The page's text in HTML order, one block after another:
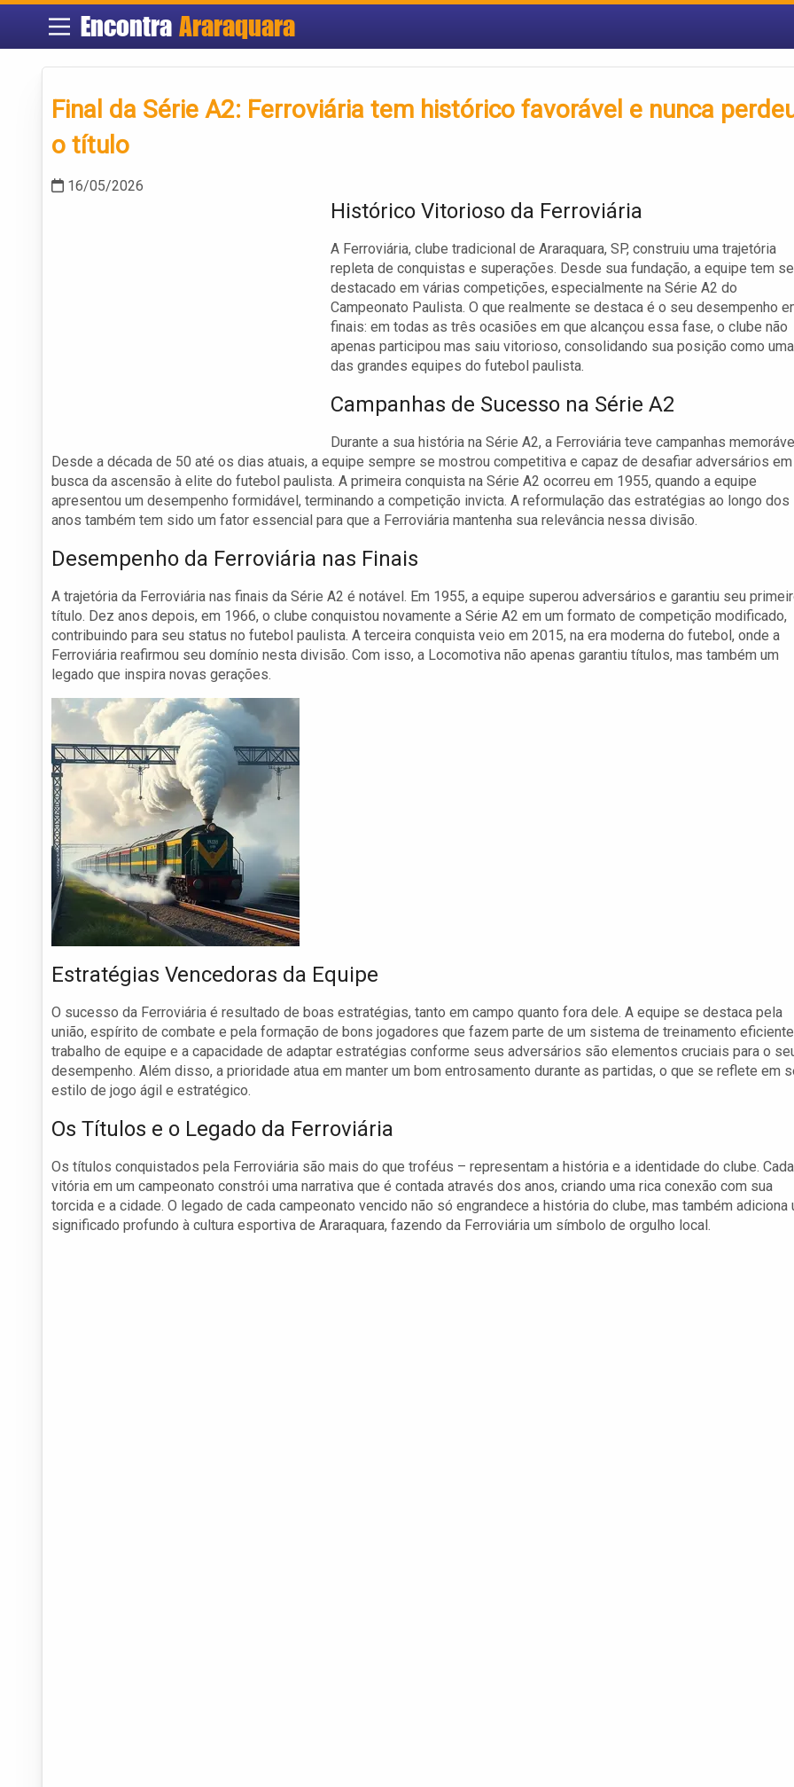
Encontra Araraquara
Final da Série A2: Ferroviária tem histórico favorável e nunca
o título
16/05/2026
Histórico Vitorioso da Ferroviária
A Ferroviária, clube tradicional de Araraquara, SP, construiu uma trajetória
repleta de conquistas e superações. Desde sua fundação, a equipe tem se
destacado em várias competições, especialmente na Série A2 do
Campeonato Paulista. O que realmente se destaca é o seu desempenho
finais: em todas as três ocasiões em que alcançou essa fase, o clube não
apenas participou mas saiu vitorioso, consolidando sua posição como uma
das grandes equipes do futebol paulista.
Campanhas de Sucesso na Série A2
Durante a sua história na Série A2, a Ferroviária teve campanhas
Desde a década de 50 até os dias atuais, a equipe sempre se mostrou competitiva e capaz de desafiar adversários em
busca da ascensão à elite do futebol paulista. A primeira conquista na Série A2 ocorreu em 1955, quando a equipe
apresentou um desempenho formidável, terminando a competição invicta. A reformulação das estratégias ao longo dos
anos também tem sido um fator essencial para que a Ferroviária mantenha sua relevância nessa divisão.
Desempenho da Ferroviária nas Finais
A trajetória da Ferroviária nas finais da Série A2 é notável. Em 1955, a equipe superou adversários e garantiu seu
título. Dez anos depois, em 1966, o clube conquistou novamente a Série A2 em um formato de competição modificado,
contribuindo para seu status no futebol paulista. A terceira conquista veio em 2015, na era moderna do futebol, onde a
Ferroviária reafirmou seu domínio nesta divisão. Com isso, a Locomotiva não apenas garantiu títulos, mas também um
legado que inspira novas gerações.
Estratégias Vencedoras da Equipe
O sucesso da Ferroviária é resultado de boas estratégias, tanto em campo quanto fora dele. A equipe se destaca pela
união, espírito de combate e pela formação de bons jogadores que fazem parte de um sistema de treinamento
trabalho de equipe e a capacidade de adaptar estratégias conforme seus adversários são elementos cruciais para o
desempenho. Além disso, a prioridade atua em manter um bom entrosamento durante as partidas, o que se reflete em
estilo de jogo ágil e estratégico.
Os Títulos e o Legado da Ferroviária
Os títulos conquistados pela Ferroviária são mais do que troféus – representam a história e a identidade do clube. Cada
vitória em um campeonato constrói uma narrativa que é contada através dos anos, criando uma rica conexão com sua
torcida e a cidade. O legado de cada campeonato vencido não só engrandece a história do clube, mas também adiciona
significado profundo à cultura esportiva de Araraquara, fazendo da Ferroviária um símbolo de orgulho local.